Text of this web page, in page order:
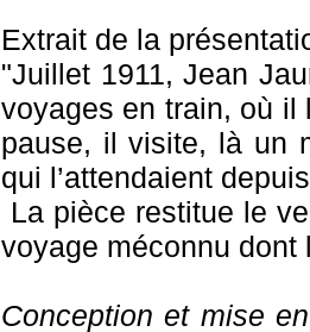
Extrait de la
"Juillet 1911, Jean
voyages en train, où il
pause, il visite, là un
qui l’attendaient
La pièce restitue le
voyage méconnu dont
Conception et mise